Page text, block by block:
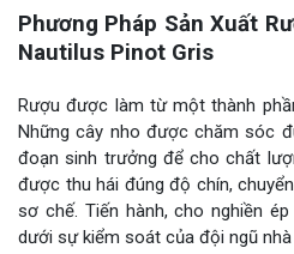
Phương Pháp Sản Xuất
Nautilus Pinot Gris
Rượu được làm từ một thành
Những cây nho được chăm sóc
đoạn sinh trưởng để cho chất
được thu hái đúng độ chín,
sơ chế. Tiến hành, cho nghiền
dưới sự kiểm soát của đội ngũ